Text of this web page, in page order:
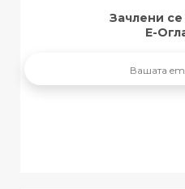
Зачлени
Е-